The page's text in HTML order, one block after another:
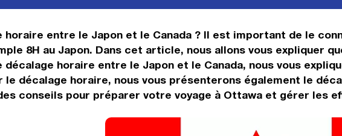
horaire entre le Japon et le Canada ? Il est important de le
8H au Japon. Dans cet article, nous allons vous expliquer
horaire entre le Japon et le Canada, nous vous
le décalage horaire, nous vous présenterons également le
conseils pour préparer votre voyage à Ottawa et gérer les